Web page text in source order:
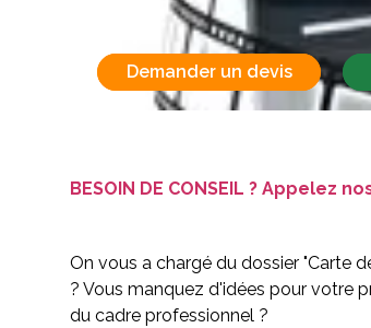
Demander un devis
BESOIN DE CONSEIL ? Appelez
On vous a chargé du dossier "Carte
? Vous manquez d'idées pour votre
du cadre professionnel ?